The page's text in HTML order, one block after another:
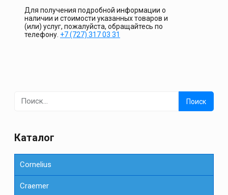
Для получения подробной информации о
наличии и стоимости указанных товаров и
(или) услуг, пожалуйста, обращайтесь по
телефону. +7 (727) 317 03 31
Найти:
Каталог
Cornelius
Сraemer